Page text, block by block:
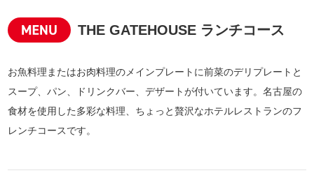
THE GATEHOUSE ランチコース
お魚料理またはお肉料理のメインプレートに前菜のデリプレートと
スープ、パン、ドリンクバー、デザートが付いています。名古屋の
食材を使用した多彩な料理、ちょっと贅沢なホテルレストランのフ
レンチコースです。